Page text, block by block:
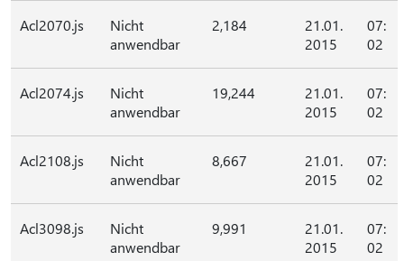
Acl2070.js
Nicht
anwendbar
2,184
21.01.
2015
07:
02
Acl2074.js
Nicht
anwendbar
19,244
21.01.
2015
07:
02
Acl2108.js
Nicht
anwendbar
8,667
21.01.
2015
07:
02
Acl3098.js
Nicht
anwendbar
9,991
21.01.
2015
07:
02